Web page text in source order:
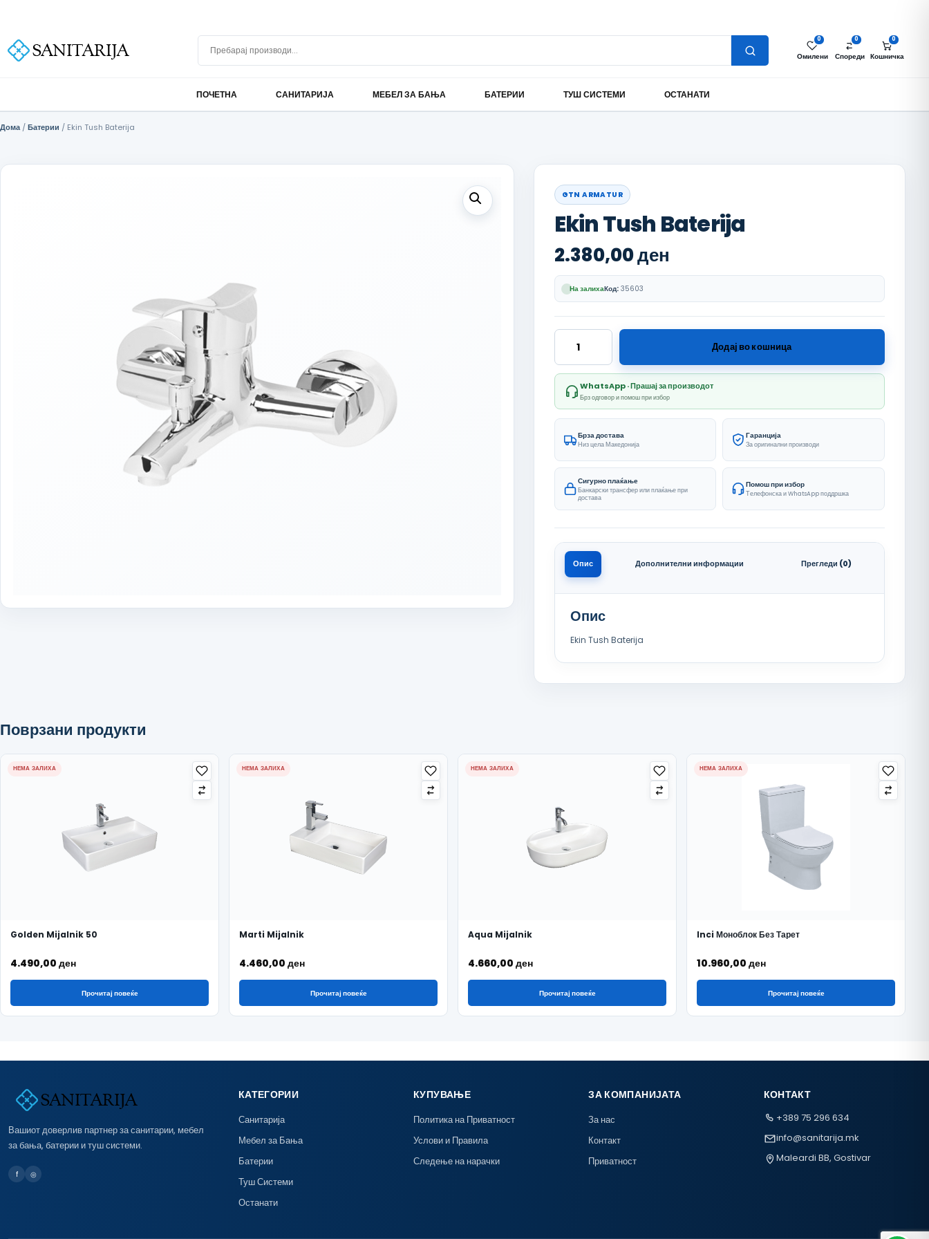
0
Омилени
0
Спореди
0
Кошничка
ПОЧЕТНА САНИТАРИЈА МЕБЕЛ ЗА БАЊА БАТЕРИИ ТУШ СИСТЕМИ ОСТАНАТИ
Дома/Батерии / Ekin Tush Baterija
GTN ARMATUR
Ekin Tush Baterija
2.380,00ден
На залихаКод:35603
Ekin Tush Baterija количина
Додај во кошница
WhatsApp · Прашај за производот
Брз одговор и помош при избор
Брза достава
Низ цела Македонија
Гаранција
За оригинални производи
Сигурно плаќање
Банкарски трансфер или плаќање при
достава
Помош при избор
Телефонска и WhatsApp поддршка
Опис Дополнителни информации Прегледи (0)
Опис
Ekin Tush Baterija
Поврзани продукти
НЕМА ЗАЛИХА
Golden Mijalnik 50
4.490,00 ден
Прочитај повеќе
НЕМА ЗАЛИХА
Marti Mijalnik
4.460,00 ден
Прочитај повеќе
НЕМА ЗАЛИХА
Aqua Mijalnik
4.660,00 ден
Прочитај повеќе
НЕМА ЗАЛИХА
Inci Моноблок Без Тарет
10.960,00 ден
Прочитај повеќе
Вашиот доверлив партнер за санитарии, мебел
за бања, батерии и туш системи.
f ◎
КАТЕГОРИИ
Санитарија
Мебел за Бања
Батерии
Туш Системи
Останати
КУПУВАЊЕ
Политика на Приватност
Услови и Правила
Следење на нарачки
ЗА КОМПАНИЈАТА
За нас
Контакт
Приватност
КОНТАКТ
+389 75 296 634
info@sanitarija.mk
Maleardi BB, Gostivar